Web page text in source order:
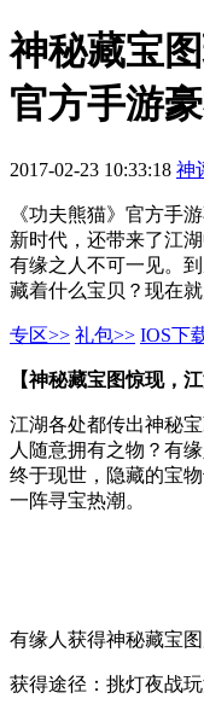
神秘藏宝
官方手游
2017-02-23 10:33:18 神
《功夫熊猫》官方手
新时代，还带来了江
有缘之人不可一见。
藏着什么宝贝？现在
专区>> 礼包>> IOS下
【神秘藏宝图惊现，
江湖各处都传出神秘
人随意拥有之物？有
终于现世，隐藏的宝
一阵寻宝热潮。
有缘人获得神秘藏宝
获得途径：挑灯夜战玩